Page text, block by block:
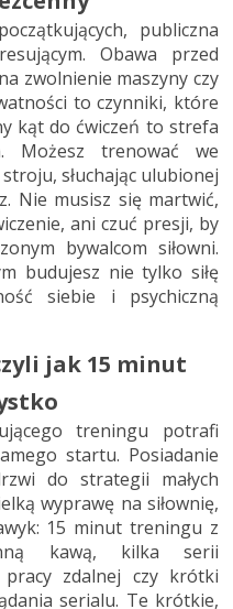
publiczna
Obawa przed
zwolnienie maszyny czy
to czynniki, które
kąt do ćwiczeń to strefa
Możesz trenować we
słuchając ulubionej
Nie musisz się martwić,
ani czuć presji, by
bywalcom siłowni.
budujesz nie tylko siłę
siebie i psychiczną
jak 15 minut
treningu potrafi
startu. Posiadanie
do strategii małych
wyprawę na siłownię,
15 minut treningu z
kawą, kilka serii
zdalnej czy krótki
serialu. Te krótkie,